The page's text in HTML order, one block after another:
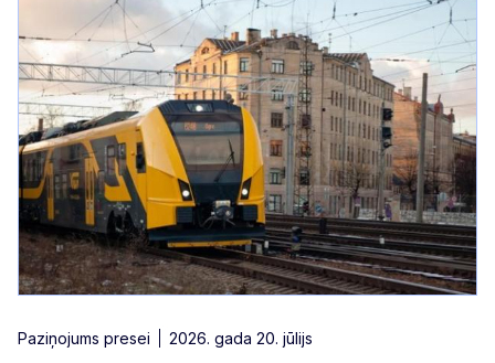
Paziņojums presei 2026. gada 20. jūlijs